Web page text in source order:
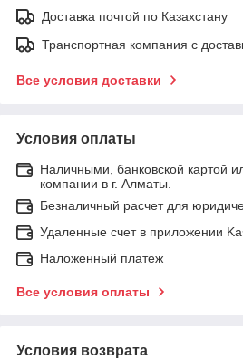
Доставка почтой по Казахстану
Транспортная компания с
Все условия доставки
Условия оплаты
Наличными, банковской картой
компании в г. Алматы.
Безналичный расчет для
Удаленные счет в приложении
Наложенный платеж
Все условия оплаты
Условия возврата